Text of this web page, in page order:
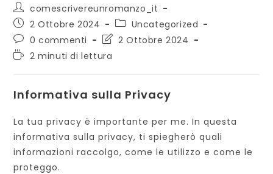
Autore
dell'articolo:
comescrivereunromanzo_it
Articolo
pubblicato:
2 Ottobre 2024
Categoria
dell'articolo:
Uncategorized
Commenti
dell'articolo:
0 commenti
Ultima
dell'articolo:
2 Ottobre 2024
Tempo2 minuti di lettura
Informativa sulla Privacy
La tua privacy è importante per me. In questa
informativa sulla privacy, ti spiegherò quali
informazioni raccolgo, come le utilizzo e come le
proteggo.